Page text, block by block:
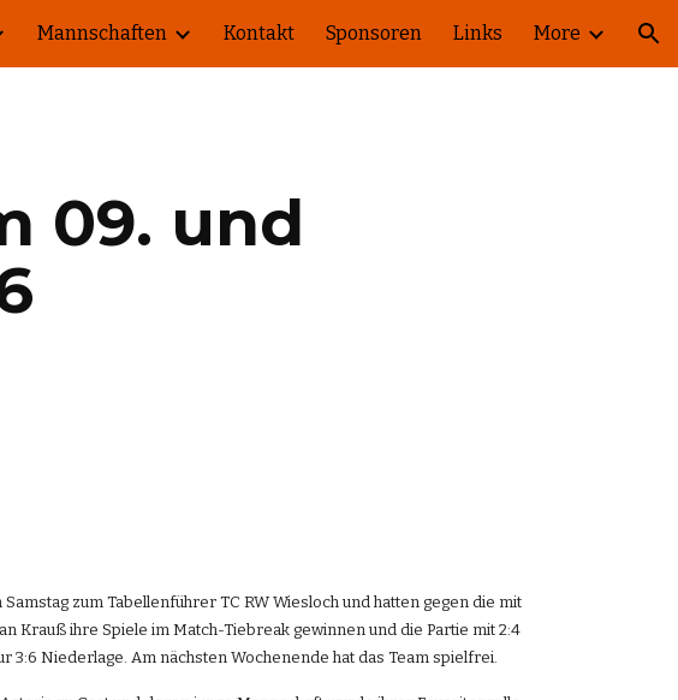
Skip to navigation
Mannschaften Kontakt Sponsoren Links More
09. und
zum Tabellenführer TC RW Wiesloch und hatten gegen die mit
Krauß ihre Spiele im Match-Tiebreak gewinnen und die Partie mit 2:4
3:6 Niederlage. Am nächsten Wochenende hat das Team spielfrei.